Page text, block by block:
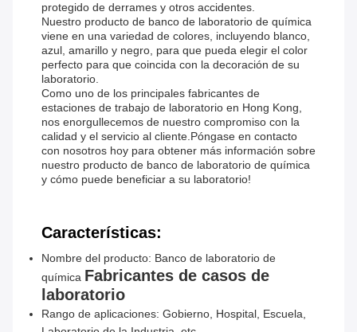
protegido de derrames y otros accidentes.
Nuestro producto de banco de laboratorio de química
viene en una variedad de colores, incluyendo blanco,
azul, amarillo y negro, para que pueda elegir el color
perfecto para que coincida con la decoración de su
laboratorio.
Como uno de los principales fabricantes de
estaciones de trabajo de laboratorio en Hong Kong,
nos enorgullecemos de nuestro compromiso con la
calidad y el servicio al cliente.Póngase en contacto
con nosotros hoy para obtener más información sobre
nuestro producto de banco de laboratorio de química
y cómo puede beneficiar a su laboratorio!
Características:
Nombre del producto: Banco de laboratorio de
química Fabricantes de casos de
laboratorio
Rango de aplicaciones: Gobierno, Hospital, Escuela,